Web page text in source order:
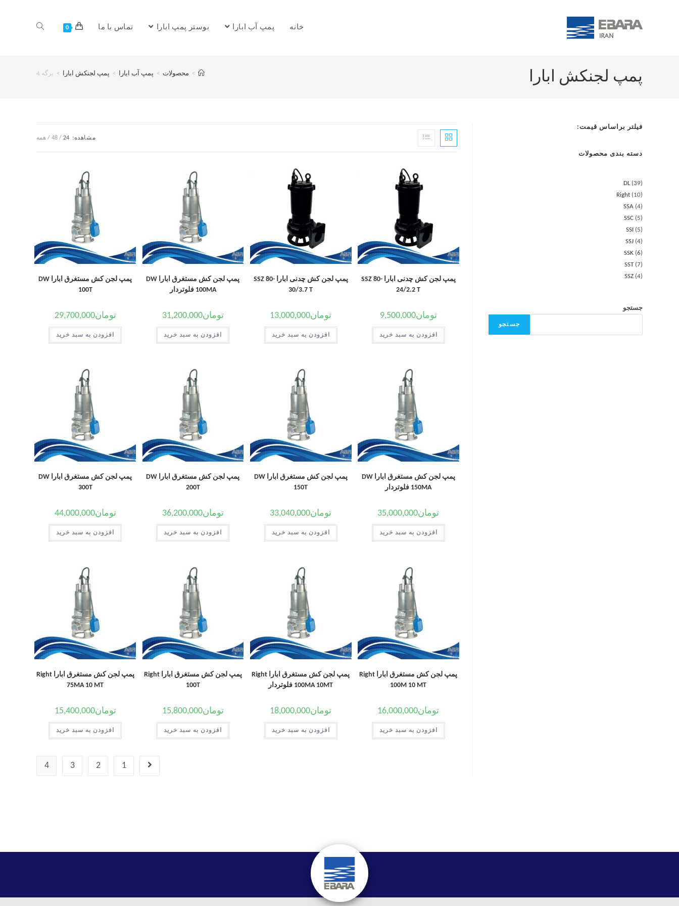
خانه پمپ آب ابارا بوستر پمپ ابارا تماس با ما 0
پمپ لجنکش ابارا > محصولات > پمپ آب ابارا > پمپ لجنکش ابارا > برگه 4
مشاهده: 24
48 همه
پمپ لجن کش چدنی ابارا SSZ 80-
24/2.2 T
تومان9,500,000
افزودن به سبد خرید
پمپ لجن کش چدنی ابارا SSZ 80-
30/3.7 T
تومان13,000,000
افزودن به سبد خرید
پمپ لجن کش مستغرق ابارا DW
100MA فلوتردار
تومان31,200,000
افزودن به سبد خرید
پمپ لجن کش مستغرق ابارا DW
100T
تومان29,700,000
افزودن به سبد خرید
پمپ لجن کش مستغرق ابارا DW
150MA فلوتردار
تومان35,000,000
افزودن به سبد خرید
پمپ لجن کش مستغرق ابارا DW
150T
تومان33,040,000
افزودن به سبد خرید
پمپ لجن کش مستغرق ابارا DW
200T
تومان36,200,000
افزودن به سبد خرید
پمپ لجن کش مستغرق ابارا DW
300T
تومان44,000,000
افزودن به سبد خرید
پمپ لجن کش مستغرق ابارا Right
100M 10 MT
تومان16,000,000
افزودن به سبد خرید
پمپ لجن کش مستغرق ابارا Right
100MA 10MT فلوتردار
تومان18,000,000
افزودن به سبد خرید
پمپ لجن کش مستغرق ابارا Right
100T
تومان15,800,000
افزودن به سبد خرید
پمپ لجن کش مستغرق ابارا Right
75MA 10 MT
تومان15,400,000
افزودن به سبد خرید
1
2
3
4
فیلتر براساس قیمت:
دسته بندی محصولات
DL 39
Right
10
SSA 4
SSC
5
SSI
5
SSJ 4
SSK 6
SST 7
SSZ 4
جستجو
جستجو